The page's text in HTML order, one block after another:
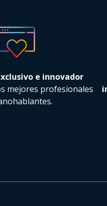
e innovador
mejores profesionales